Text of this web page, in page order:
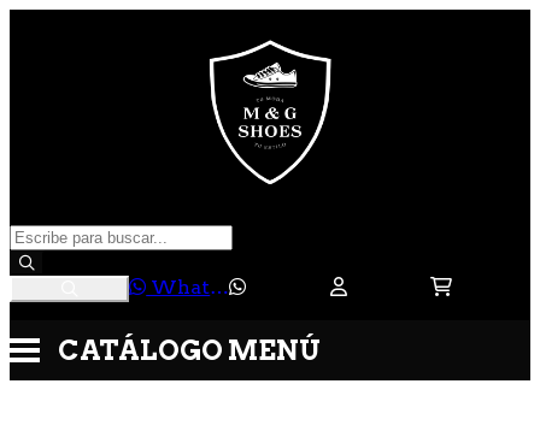
WhatsApp
CATÁLOGO MENÚ